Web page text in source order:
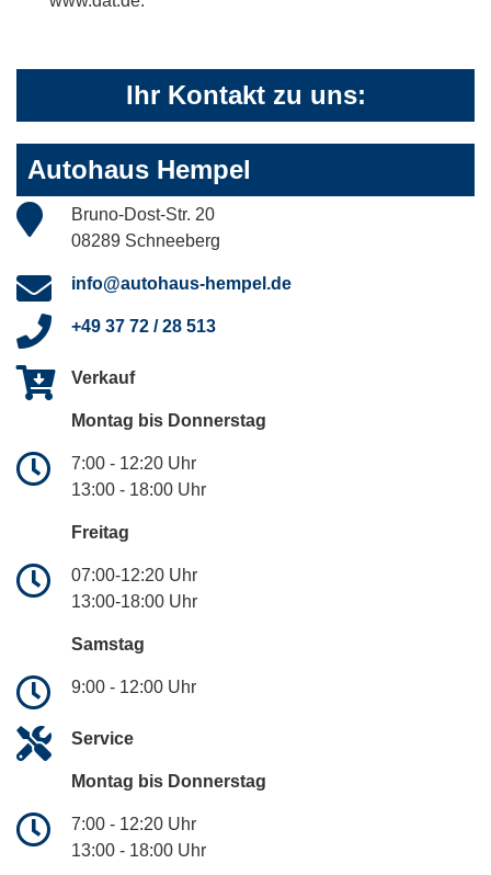
Ihr Kontakt zu uns:
Autohaus Hempel
Bruno-Dost-Str. 20
08289 Schneeberg
info@autohaus-hempel.de
+49 37 72 / 28 513
Verkauf
Montag bis Donnerstag
7:00 - 12:20 Uhr
13:00 - 18:00 Uhr
Freitag
07:00-12:20 Uhr
13:00-18:00 Uhr
Samstag
9:00 - 12:00 Uhr
Service
Montag bis Donnerstag
7:00 - 12:20 Uhr
13:00 - 18:00 Uhr